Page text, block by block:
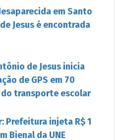
em Santo
Jesus é encontrada
de Jesus inicia
de GPS em 70
transporte escolar
Prefeitura injeta R$ 1
Bienal da UNE